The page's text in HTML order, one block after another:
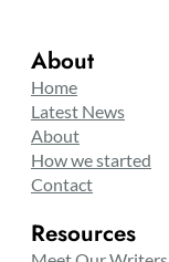
About
Home
Latest News
About
How we started
Contact
Resources